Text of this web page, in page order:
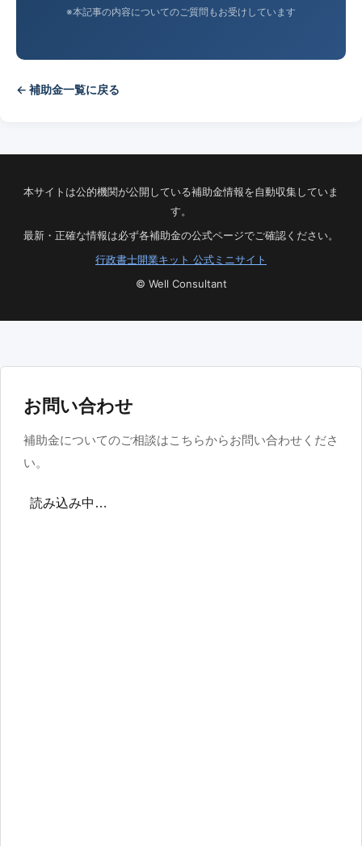
※本記事の内容についてのご質問もお受けしています
← 補助金一覧に戻る
本サイトは公的機関が公開している補助金情報を自動収集していま
す。
最新・正確な情報は必ず各補助金の公式ページでご確認ください。
行政書士開業キット 公式ミニサイト
© Well Consultant
お問い合わせ
補助金についてのご相談はこちらからお問い合わせくださ
い。